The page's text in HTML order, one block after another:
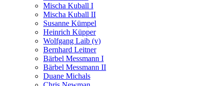
Mischa Kuball I
Mischa Kuball II
Susanne Kümpel
Heinrich Küpper
Wolfgang Laib (v)
Bernhard Leitner
Bärbel Messmann I
Bärbel Messmann II
Duane Michals